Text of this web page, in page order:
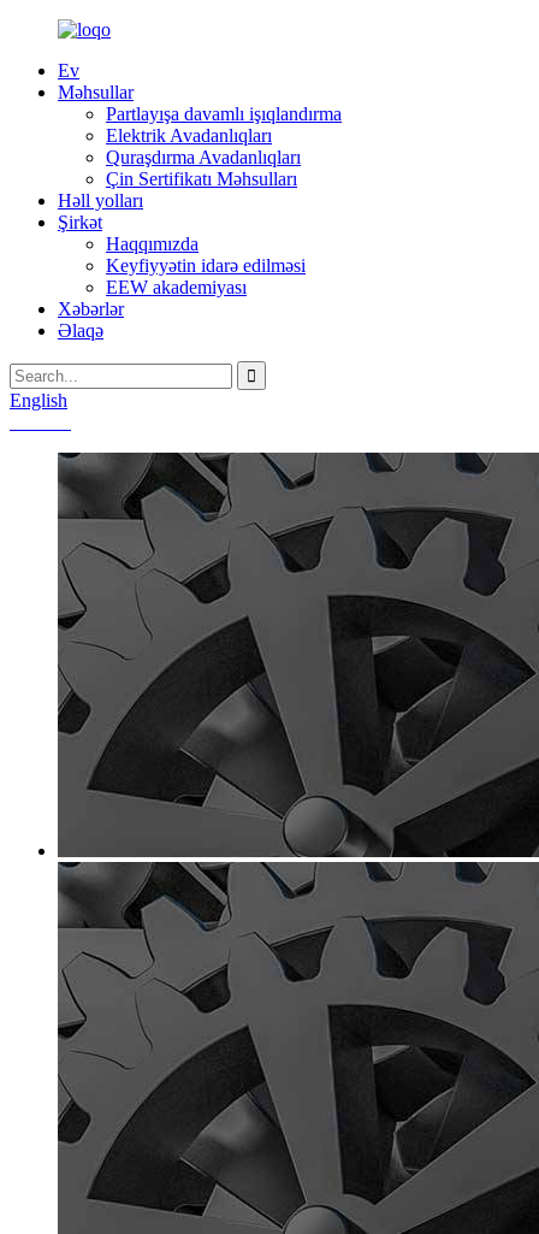
Ev
Məhsullar
Partlayışa davamlı işıqlandırma
Elektrik Avadanlıqları
Quraşdırma Avadanlıqları
Çin Sertifikatı Məhsulları
Həll yolları
Şirkət
Haqqımızda
Keyfiyyətin idarə edilməsi
EEW akademiyası
Xəbərlər
Əlaqə
English